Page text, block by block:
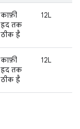
काफ़ी
हद तक
ठीक है
12L
काफ़ी
हद तक
ठीक है
12L